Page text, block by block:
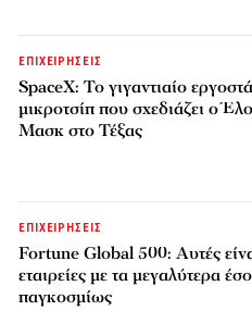
ΕΠΙΧΕΙΡΗΣΕΙΣ
SpaceX: Το γιγαντιαίο
μικροτσίπ που σχεδιάζει ο
Μασκ στο Τέξας
ΕΠΙΧΕΙΡΗΣΕΙΣ
Fortune Global 500: Αυτές
εταιρείες με τα μεγαλύτερα
παγκοσμίως